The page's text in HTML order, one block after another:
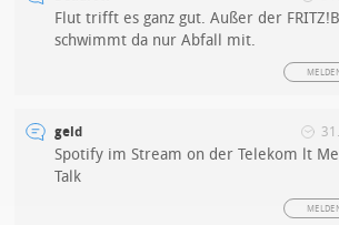
Flut trifft es ganz gut. Außer der
schwimmt da nur Abfall mit.
geld
Spotify im Stream on der Telekom lt
Talk